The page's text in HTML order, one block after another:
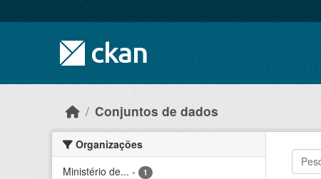
Conjuntos de dados
Organizações
Ministério de... - 1